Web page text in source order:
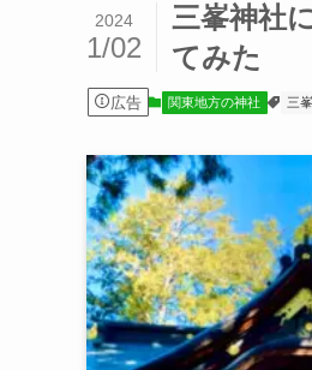
三峯神社
てみた
2024
1/02
広告 関東地方の神社 三